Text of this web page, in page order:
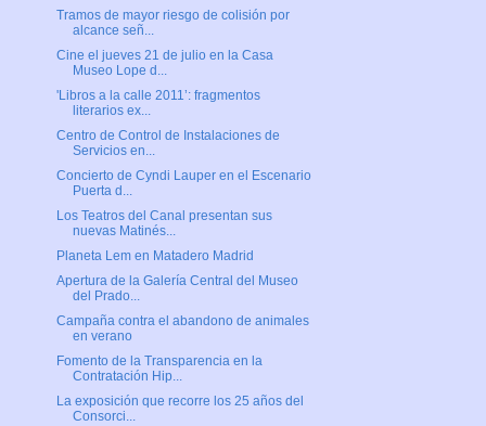
Tramos de mayor riesgo de colisión por
alcance señ...
Cine el jueves 21 de julio en la Casa
Museo Lope d...
'Libros a la calle 2011’: fragmentos
literarios ex...
Centro de Control de Instalaciones de
Servicios en...
Concierto de Cyndi Lauper en el Escenario
Puerta d...
Los Teatros del Canal presentan sus
nuevas Matinés...
Planeta Lem en Matadero Madrid
Apertura de la Galería Central del Museo
del Prado...
Campaña contra el abandono de animales
en verano
Fomento de la Transparencia en la
Contratación Hip...
La exposición que recorre los 25 años del
Consorci...